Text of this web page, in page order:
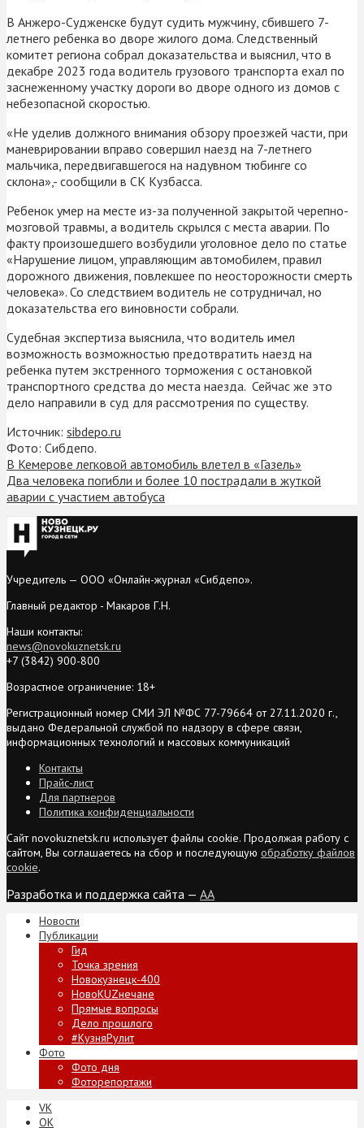
В Анжеро-Судженске будут судить мужчину, сбившего 7-
летнего ребенка во дворе жилого дома. Следственный
комитет региона собрал доказательства и выяснил, что в
декабре 2023 года водитель грузового транспорта ехал по
заснеженному участку дороги во дворе одного из домов с
небезопасной скоростью.
«Не уделив должного внимания обзору проезжей части, при
маневрировании вправо совершил наезд на 7-летнего
мальчика, передвигавшегося на надувном тюбинге со
склона»,- сообщили в СК Кузбасса.
Ребенок умер на месте из-за полученной закрытой черепно-
мозговой травмы, а водитель скрылся с места аварии. По
факту произошедшего возбудили уголовное дело по статье
«Нарушение лицом, управляющим автомобилем, правил
дорожного движения, повлекшее по неосторожности смерть
человека». Со следствием водитель не сотрудничал, но
доказательства его виновности собрали.
Судебная экспертиза выяснила, что водитель имел
возможность возможностью предотвратить наезд на
ребенка путем экстренного торможения с остановкой
транспортного средства до места наезда. Сейчас же это
дело направили в суд для рассмотрения по существу.
Источник: sibdepo.ru
Фото: Сибдепо.
В Кемерове легковой автомобиль влетел в «Газель»
Два человека погибли и более 10 пострадали в жуткой
аварии с участием автобуса
Учредитель — ООО «Онлайн-журнал «Сибдепо».
Главный редактор - Макаров Г.Н.
Наши контакты:
news@novokuznetsk.ru
+7 (3842) 900-800
Возрастное ограничение: 18+
Регистрационный номер СМИ ЭЛ №ФС 77-79664 от 27.11.2020 г.,
выдано Федеральной службой по надзору в сфере связи,
информационных технологий и массовых коммуникаций
Контакты
Прайс-лист
Для партнеров
Политика конфиденциальности
Сайт novokuznetsk.ru использует файлы cookie. Продолжая работу с
сайтом, Вы соглашаетесь на сбор и последующую обработку файлов
cookie.
Разработка и поддержка сайта — AA
Новости
Публикации
Гид
Точка зрения
Новокузнецк-400
НовоKUZнечане
Прямые вопросы
Дело прошлого
#КузняРулит
Фото
Фото дня
Фоторепортажи
VK
ОК